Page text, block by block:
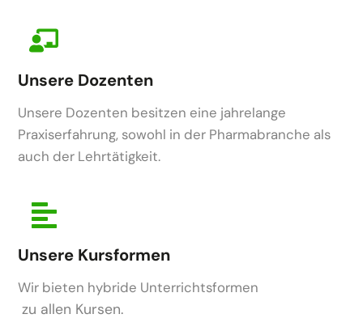
Unsere Dozenten
Unsere Dozenten besitzen eine jahrelange
Praxiserfahrung, sowohl in der Pharmabranche als
auch der Lehrtätigkeit.
Unsere Kursformen
Wir bieten hybride Unterrichtsformen
zu allen Kursen.